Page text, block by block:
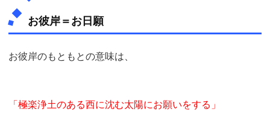
お彼岸＝お日願
お彼岸のもともとの意味は、
「極楽浄土のある西に沈む太陽にお願いをする」